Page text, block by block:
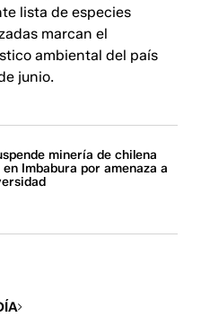
lista de especies
marcan el
ambiental del país
junio.
minería de chilena
en Imbabura por amenaza a